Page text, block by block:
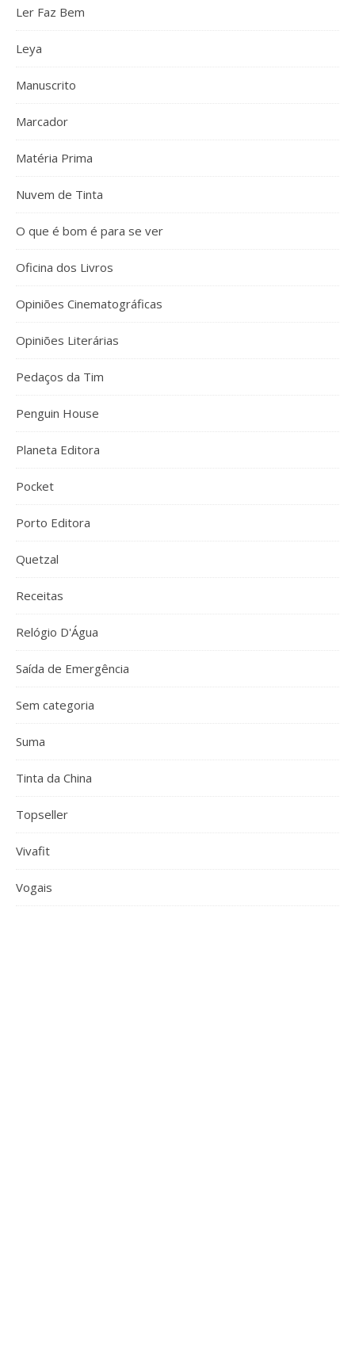
Ler Faz Bem
Leya
Manuscrito
Marcador
Matéria Prima
Nuvem de Tinta
O que é bom é para se ver
Oficina dos Livros
Opiniões Cinematográficas
Opiniões Literárias
Pedaços da Tim
Penguin House
Planeta Editora
Pocket
Porto Editora
Quetzal
Receitas
Relógio D'Água
Saída de Emergência
Sem categoria
Suma
Tinta da China
Topseller
Vivafit
Vogais